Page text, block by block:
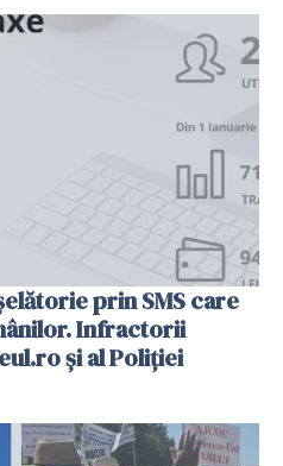
prin SMS care
Infractorii
și al Poliției